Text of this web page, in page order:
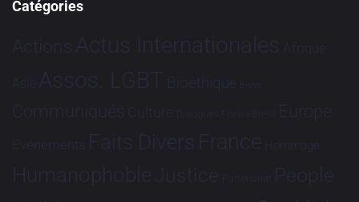
Catégories
Actions Actus Internationales Afrique
Asie Assos. LGBT Bioéthique Brève
Communiqués Culture Dialogues France-Brésil Europe
Evénements Faits Divers France Hommage
HumanophobieJustice Partenariat People